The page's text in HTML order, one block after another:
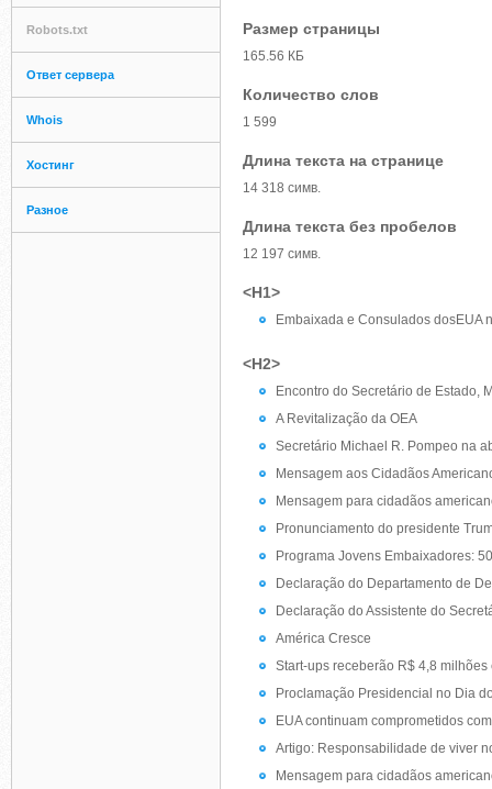
Robots.txt
Ответ сервера
Whois
Хостинг
Разное
Размер страницы
165.56 КБ
Количество слов
1 599
Длина текста на странице
14 318 симв.
Длина текста без пробелов
12 197 симв.
<H1>
Embaixada e Consulados dosEUA
<H2>
Encontro do Secretário de Estado,
A Revitalização da OEA
Secretário Michael R. Pompeo na
Mensagem aos Cidadãos
Mensagem para cidadãos
Pronunciamento do presidente
Programa Jovens Embaixadores:
Declaração do Departamento de
Declaração do Assistente do
América Cresce
Start-ups receberão R$ 4,8
Proclamação Presidencial no Dia
EUA continuam comprometidos
Artigo: Responsabilidade de viver
Mensagem para cidadãos